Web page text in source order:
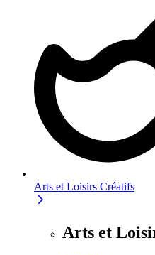
Arts et Loisirs Créatifs
Arts et